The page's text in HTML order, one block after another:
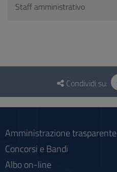
Staff amministrativo
Questionario
social
Condividi su:
Amministrazione trasparente
Concorsi e Bandi
Albo on-line